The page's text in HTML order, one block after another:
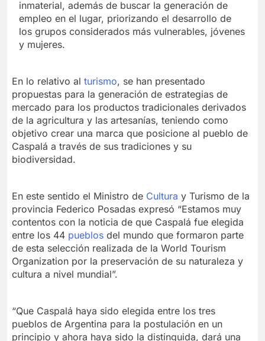
inmaterial, además de buscar la generación de
empleo en el lugar, priorizando el desarrollo de
los grupos considerados más vulnerables, jóvenes
y mujeres.
En lo relativo al turismo, se han presentado
propuestas para la generación de estrategias de
mercado para los productos tradicionales derivados
de la agricultura y las artesanías, teniendo como
objetivo crear una marca que posicione al pueblo de
Caspalá a través de sus tradiciones y su
biodiversidad.
En este sentido el Ministro de Cultura y Turismo de la
provincia Federico Posadas expresó “Estamos muy
contentos con la noticia de que Caspalá fue elegida
entre los 44 pueblos del mundo que formaron parte
de esta selección realizada de la World Tourism
Organization por la preservación de su naturaleza y
cultura a nivel mundial”.
“Que Caspalá haya sido elegida entre los tres
pueblos de Argentina para la postulación en un
principio y ahora haya sido la distinguida, dará una